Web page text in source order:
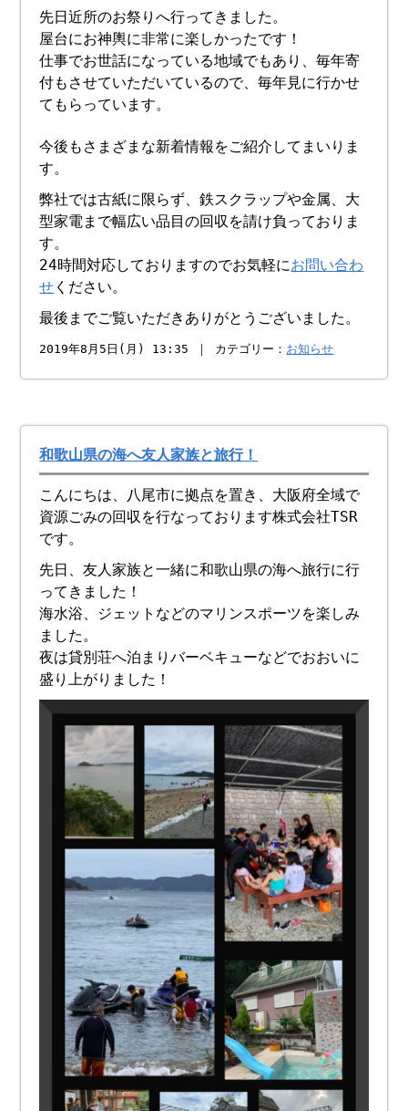
先日近所のお祭りへ行ってきました。
屋台にお神輿に非常に楽しかったです！
仕事でお世話になっている地域でもあり、毎年寄
付もさせていただいているので、毎年見に行かせ
てもらっています。
今後もさまざまな新着情報をご紹介してまいりま
す。
弊社では古紙に限らず、鉄スクラップや金属、大
型家電まで幅広い品目の回収を請け負っておりま
す。
24時間対応しておりますのでお気軽にお問い合わ
せ ください。
最後までご覧いただきありがとうございました。
2019年8月5日(月) 13:35 ｜ カテゴリー： お知らせ
和歌山県の海へ友人家族と旅行！
こんにちは、八尾市に拠点を置き、大阪府全域で
資源ごみの回収を行なっております株式会社TSR
です。
先日、友人家族と一緒に和歌山県の海へ旅行に行
ってきました！
海水浴、ジェットなどのマリンスポーツを楽しみ
ました。
夜は貸別荘へ泊まりバーベキューなどでおおいに
盛り上がりました！